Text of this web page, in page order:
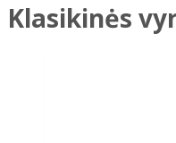
Klasikinės